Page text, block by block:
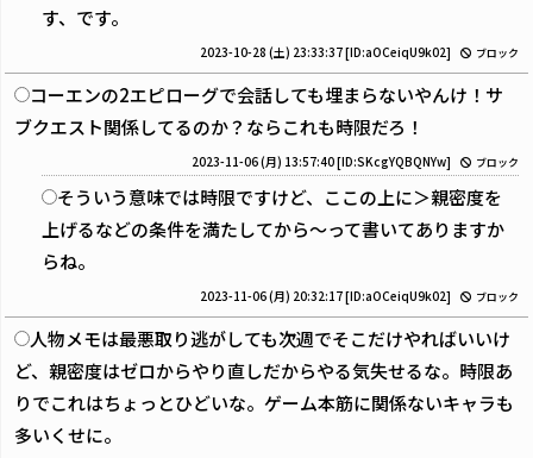
す、です。
2023-10-28 (土) 23:33:37[ID:aOCeiqU9k02] ブロック
コーエンの2エピローグで会話しても埋まらないやんけ！サ
ブクエスト関係してるのか？ならこれも時限だろ！
2023-11-06 (月) 13:57:40[ID:SKcgYQBQNYw] ブロック
そういう意味では時限ですけど、ここの上に＞親密度を
上げるなどの条件を満たしてから～って書いてありますか
らね。
2023-11-06 (月) 20:32:17[ID:aOCeiqU9k02] ブロック
人物メモは最悪取り逃がしても次週でそこだけやればいいけ
ど、親密度はゼロからやり直しだからやる気失せるな。時限あ
りでこれはちょっとひどいな。ゲーム本筋に関係ないキャラも
多いくせに。